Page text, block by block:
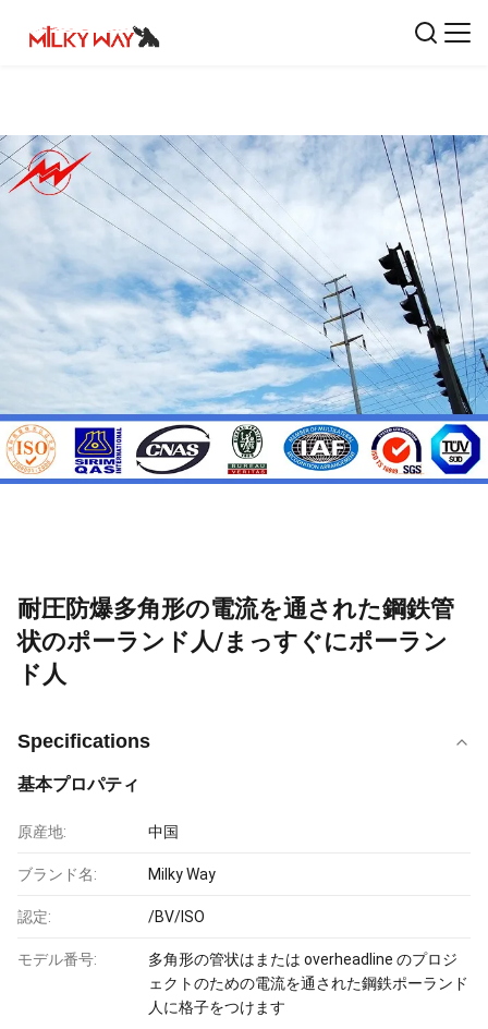
耐圧防爆多角形の電流を通された鋼鉄管
状のポーランド人/まっすぐにポーラン
ド人
Specifications
基本プロパティ
原産地: 中国
ブランド名: Milky Way
認定: /BV/ISO
モデル番号:
多角形の管状はまたは overheadline のプロジ
ェクトのための電流を通された鋼鉄ポーランド
人に格子をつけます